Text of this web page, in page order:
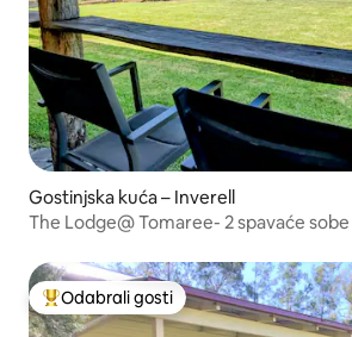
Gostinjska kuća – Inverell
The Lodge@ Tomaree- 2 spavaće sobe
Među najviše rangiranima s oznakom
Odabrali gosti